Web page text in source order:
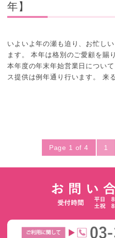
年】
いよいよ年の瀬も迫り、お忙し
ます。 本年は格別のご愛顧を賜
本年度の年末年始営業日につい
ス提供は例年通り行います。 来
Page 1 of 4 1